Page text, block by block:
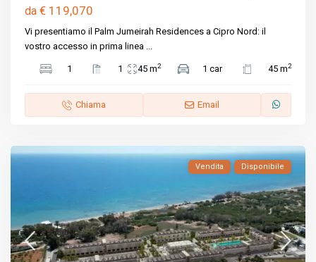
da € 119,070
Vi presentiamo il Palm Jumeirah Residences a Cipro Nord: il
vostro accesso in prima linea ...
1 1 45 m2 1 car 45 m2
Chiama Email
Vendita Disponibile